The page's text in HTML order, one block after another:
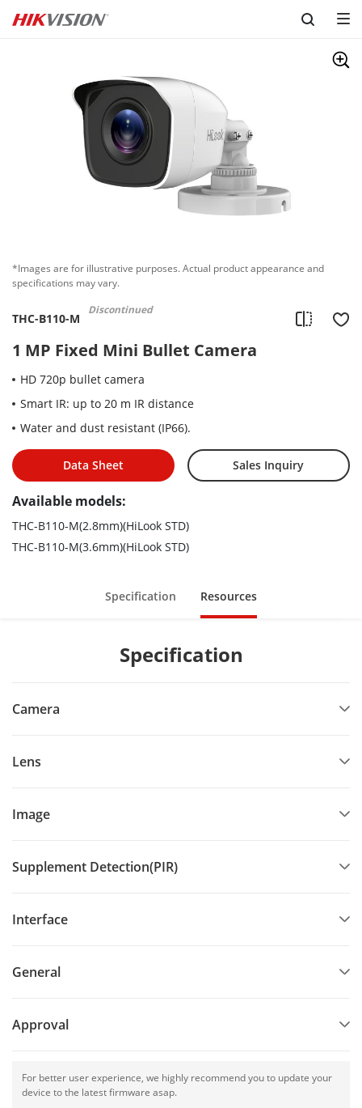
Skip to content
*Images are for illustrative purposes. Actual product appearance and
specifications may vary.
THC-B110-M
Discontinued
1 MP Fixed Mini Bullet Camera
HD 720p bullet camera
Smart IR: up to 20 m IR distance
Water and dust resistant (IP66).
Data Sheet Sales Inquiry
Available models:
THC-B110-M(2.8mm)(HiLook STD)
THC-B110-M(3.6mm)(HiLook STD)
Specification Resources
Specification
Camera
Lens
Image
Supplement Detection(PIR)
Interface
General
Approval
For better user experience, we highly recommend you to update your
device to the latest firmware asap.